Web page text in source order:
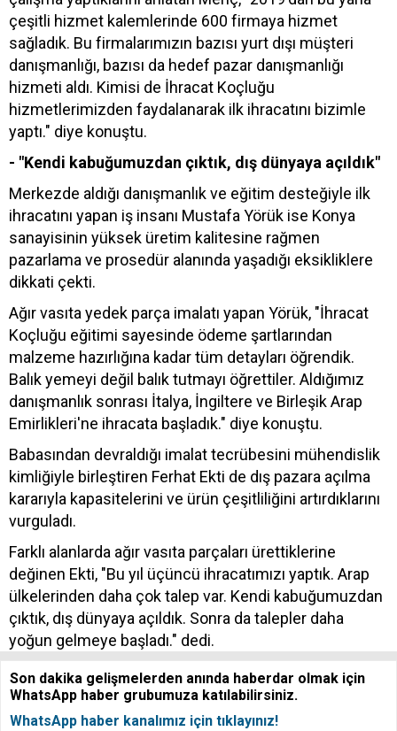
çeşitli hizmet kalemlerinde 600 firmaya hizmet
sağladık. Bu firmalarımızın bazısı yurt dışı müşteri
danışmanlığı, bazısı da hedef pazar danışmanlığı
hizmeti aldı. Kimisi de İhracat Koçluğu
hizmetlerimizden faydalanarak ilk ihracatını bizimle
yaptı." diye konuştu.
- "Kendi kabuğumuzdan çıktık, dış dünyaya açıldık"
Merkezde aldığı danışmanlık ve eğitim desteğiyle ilk
ihracatını yapan iş insanı Mustafa Yörük ise Konya
sanayisinin yüksek üretim kalitesine rağmen
pazarlama ve prosedür alanında yaşadığı eksikliklere
dikkati çekti.
Ağır vasıta yedek parça imalatı yapan Yörük, "İhracat
Koçluğu eğitimi sayesinde ödeme şartlarından
malzeme hazırlığına kadar tüm detayları öğrendik.
Balık yemeyi değil balık tutmayı öğrettiler. Aldığımız
danışmanlık sonrası İtalya, İngiltere ve Birleşik Arap
Emirlikleri'ne ihracata başladık." diye konuştu.
Babasından devraldığı imalat tecrübesini mühendislik
kimliğiyle birleştiren Ferhat Ekti de dış pazara açılma
kararıyla kapasitelerini ve ürün çeşitliliğini artırdıklarını
vurguladı.
Farklı alanlarda ağır vasıta parçaları ürettiklerine
değinen Ekti, "Bu yıl üçüncü ihracatımızı yaptık. Arap
ülkelerinden daha çok talep var. Kendi kabuğumuzdan
çıktık, dış dünyaya açıldık. Sonra da talepler daha
yoğun gelmeye başladı." dedi.
Son dakika gelişmelerden anında haberdar olmak için
WhatsApp haber grubumuza katılabilirsiniz.
WhatsApp haber kanalımız için tıklayınız!